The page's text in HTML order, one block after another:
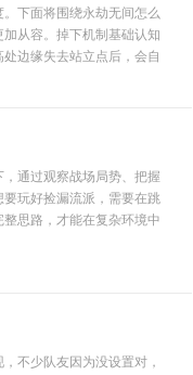
下面将围绕永劫无间怎么
从容。掉下机制基础认知
边缘失去站立点后，会自
通过观察战场局势、把握
玩好捡漏流派，需要在跳
思路，才能在复杂环境中
不少队友因为没设置对，